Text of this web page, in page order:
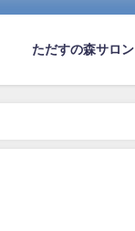
ただすの森サロン